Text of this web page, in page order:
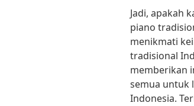
Jadi, apakah
piano
menikmati
tradisional
memberikan
semua untuk
Indonesia.